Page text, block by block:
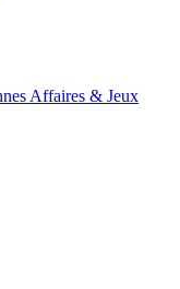
Affaires & Jeux